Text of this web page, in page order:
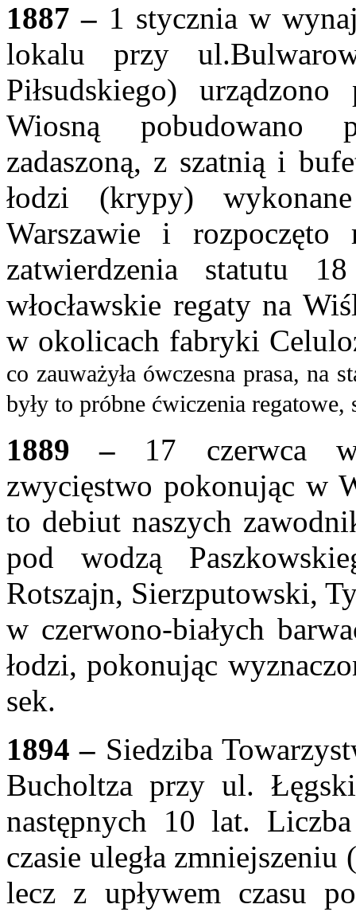
1887 – 1 stycznia w
lokalu przy
Piłsudskiego)
Wiosną pobudowano
zadaszoną, z szatnią i
łodzi (krypy)
Warszawie i
zatwierdzenia statutu
włocławskie regaty na
w okolicach fabryki
co zauważyła ówczesna prasa, na
były to próbne ćwiczenia regatowe,
1889 – 17 czerwca
zwycięstwo pokonując w
to debiut naszych
pod wodzą
Rotszajn, Sierzputowski,
w czerwono-białych
łodzi, pokonując
sek.
1894 – Siedziba
Bucholtza przy ul.
następnych 10 lat.
czasie uległa
lecz z upływem czasu